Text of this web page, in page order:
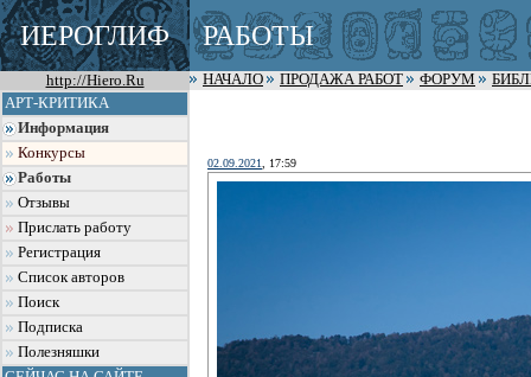
ИЕРОГЛИФ РАБОТЫ
http://Hiero.Ru НАЧАЛО ПРОДАЖА РАБОТ ФОРУМ
АРТ-КРИТИКА
Информация
Конкурсы
Работы
Отзывы
Прислать работу
Регистрация
Список авторов
Поиск
Подписка
Полезняшки
02.09.2021 , 17:59